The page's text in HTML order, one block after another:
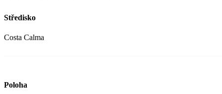
Středisko
Costa Calma
Poloha